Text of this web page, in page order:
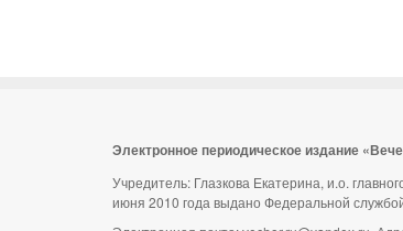
Электронное периодическое издание
Учредитель: Глазкова Екатерина, и.о.
июня 2010 года выдано Федеральной